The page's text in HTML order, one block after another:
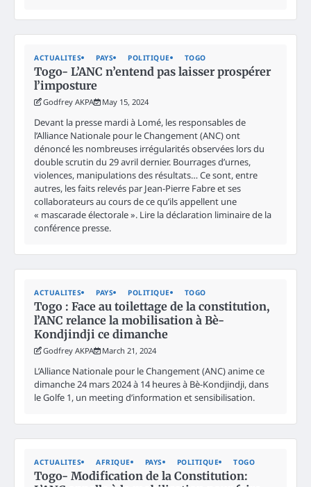
ACTUALITES PAYS POLITIQUE TOGO
Togo- L’ANC n’entend pas laisser prospérer
l’imposture
Godfrey AKPA May 15, 2024
Devant la presse mardi à Lomé, les responsables de
l’Alliance Nationale pour le Changement (ANC) ont
dénoncé les nombreuses irrégularités observées lors du
double scrutin du 29 avril dernier. Bourrages d’urnes,
violences, manipulations des résultats… Ce sont, entre
autres, les faits relevés par Jean-Pierre Fabre et ses
collaborateurs au cours de ce qu’ils appellent une
« mascarade électorale ». Lire la déclaration liminaire de la
conférence presse.
ACTUALITES PAYS POLITIQUE TOGO
Togo : Face au toilettage de la constitution,
l’ANC relance la mobilisation à Bè-
Kondjindji ce dimanche
Godfrey AKPA March 21, 2024
L’Alliance Nationale pour le Changement (ANC) anime ce
dimanche 24 mars 2024 à 14 heures à Bè-Kondjindji, dans
le Golfe 1, un meeting d’information et sensibilisation.
ACTUALITES AFRIQUE PAYS POLITIQUE TOGO
Togo- Modification de la Constitution: